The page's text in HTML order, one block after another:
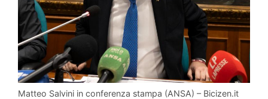
Matteo Salvini in conferenza stampa (ANSA) – Bicizen.it